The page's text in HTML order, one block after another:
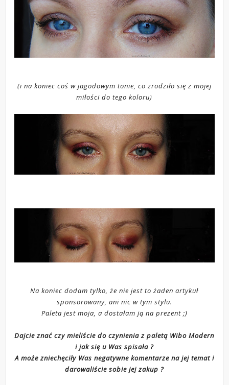
(i na koniec coś w jagodowym tonie, co zrodziło się z mojej
miłości do tego koloru)
Na koniec dodam tylko, że nie jest to żaden artykuł
sponsorowany, ani nic w tym stylu.
Paleta jest moja, a dostałam ją na prezent ;)
Dajcie znać czy mieliście do czynienia z paletą Wibo Modern
i jak się u Was spisała ?
A może zniechęciły Was negatywne komentarze na jej temat i
darowaliście sobie jej zakup ?